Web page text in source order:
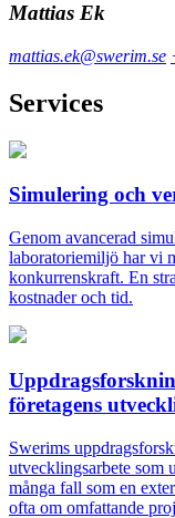
Mattias Ek
mattias.ek@swerim.se
Services
Simulering och
Genom avancerad
laboratoriemiljö har vi
konkurrenskraft. En
kostnader och tid.
företagens
Swerims
utvecklingsarbete som
många fall som en
ofta om omfattande